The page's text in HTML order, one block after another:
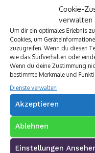
Cookie-
verwalten
Um dir ein optimales Erlebnis
Cookies, um
zuzugreifen. Wenn du diesen
wie das Surfverhalten oder
Wenn du deine Zustimmung
bestimmte Merkmale und
Dienste verwalten
Akzeptieren
Ablehnen
Einstellungen